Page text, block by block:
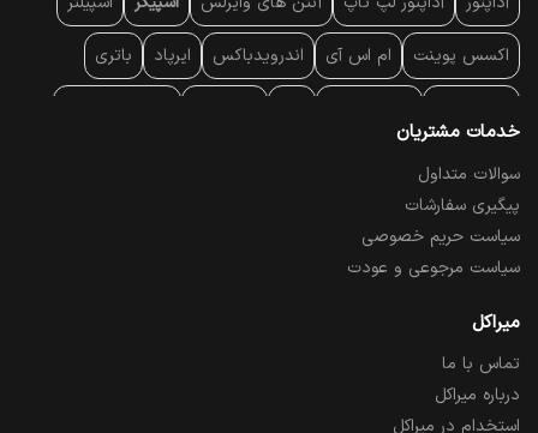
اکسس پوینت ام اس آی اندرویدباکس ایرپاد باتری
پایه سقفی
پرده نمایش
تبلت و موبایل تجهیزات پسیو شبکه
تلویزیون
درایو نوری
دستگاه ضبط تصاویر
خدمات مشتریان
سوالات متداول
پیگیری سفارشات
سیاست حریم خصوصی
سیاست مرجوعی و عودت
میراکل
تماس با ما
درباره میراکل
استخدام در میراکل